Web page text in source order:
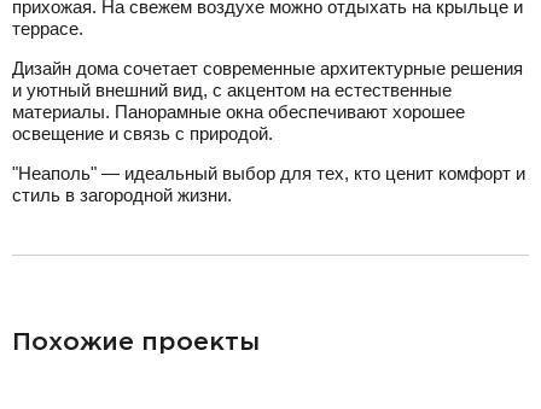
прихожая. На свежем воздухе можно отдыхать на крыльце и
террасе.
Дизайн дома сочетает современные архитектурные решения
и уютный внешний вид, с акцентом на естественные
материалы. Панорамные окна обеспечивают хорошее
освещение и связь с природой.
"Неаполь" — идеальный выбор для тех, кто ценит комфорт и
стиль в загородной жизни.
Похожие проекты